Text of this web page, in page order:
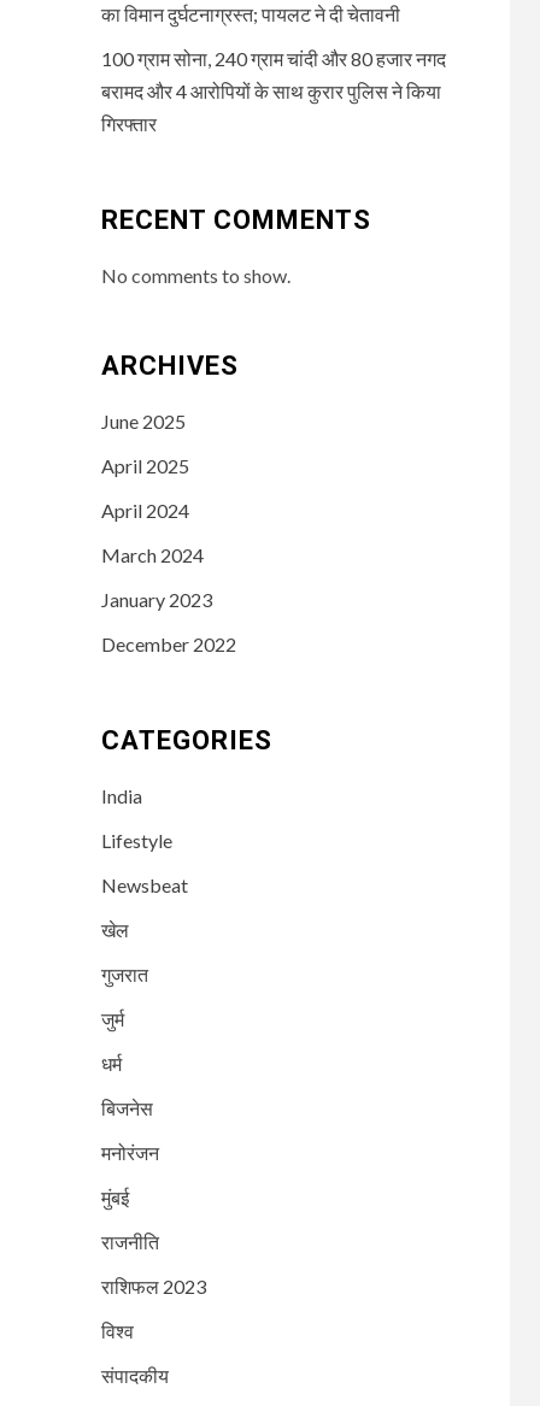
का विमान दुर्घटनाग्रस्त; पायलट ने दी चेतावनी
100 ग्राम सोना, 240 ग्राम चांदी और 80 हजार नगद
बरामद और 4 आरोपियों के साथ कुरार पुलिस ने किया
गिरफ्तार
RECENT COMMENTS
No comments to show.
ARCHIVES
June 2025
April 2025
April 2024
March 2024
January 2023
December 2022
CATEGORIES
India
Lifestyle
Newsbeat
खेल
गुजरात
जुर्म
धर्म
बिजनेस
मनोरंजन
मुंबई
राजनीति
राशिफल 2023
विश्व
संपादकीय
3